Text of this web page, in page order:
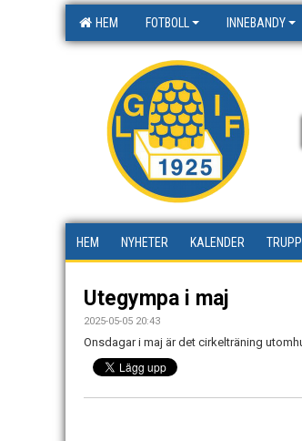
HEM FOTBOLL INNEBANDY
HEM NYHETER KALENDER
Utegympa i maj
2025-05-05 20:43
Onsdagar i maj är det cirkelträning